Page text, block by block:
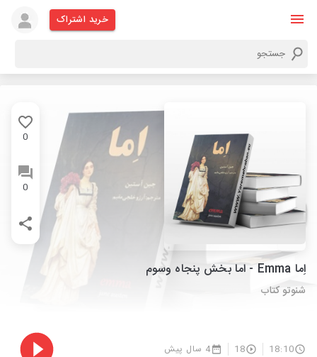
خرید اشتراک
0
0
اِما Emma - اما بخش پنجاه وسوم
شنوتو کتاب
18:10
18 4 سال پیش